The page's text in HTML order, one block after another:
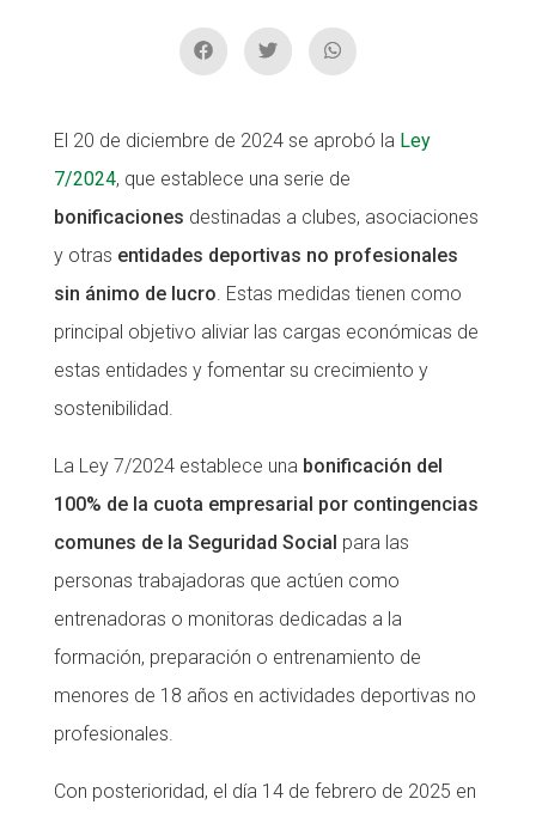
El 20 de diciembre de 2024 se aprobó la Ley
7/2024, que establece una serie de
bonificaciones destinadas a clubes, asociaciones
y otras entidades deportivas no profesionales
sin ánimo de lucro. Estas medidas tienen como
principal objetivo aliviar las cargas económicas de
estas entidades y fomentar su crecimiento y
sostenibilidad.
La Ley 7/2024 establece una bonificación del
100% de la cuota empresarial por contingencias
comunes de la Seguridad Social para las
personas trabajadoras que actúen como
entrenadoras o monitoras dedicadas a la
formación, preparación o entrenamiento de
menores de 18 años en actividades deportivas no
profesionales.
Con posterioridad, el día 14 de febrero de 2025 en
CONEIX FUNDESPLAI
La Fundació
L'equip
Missió i valors
Els comptes clars
ACTUALITAT
Notícies
Butlletins
Diari de la Fundació
Fundesplai als mitjans
Xarxes socials
COL·LABORA
CONEIX FUNDESPLAI
La Fundació
L'equip
Missió i valors
Els comptes clars
ACTUALITAT
Notícies
Butlletins
Diari de la Fundació
Fundesplai als mitjans
Xarxes socials
COL·LABORA